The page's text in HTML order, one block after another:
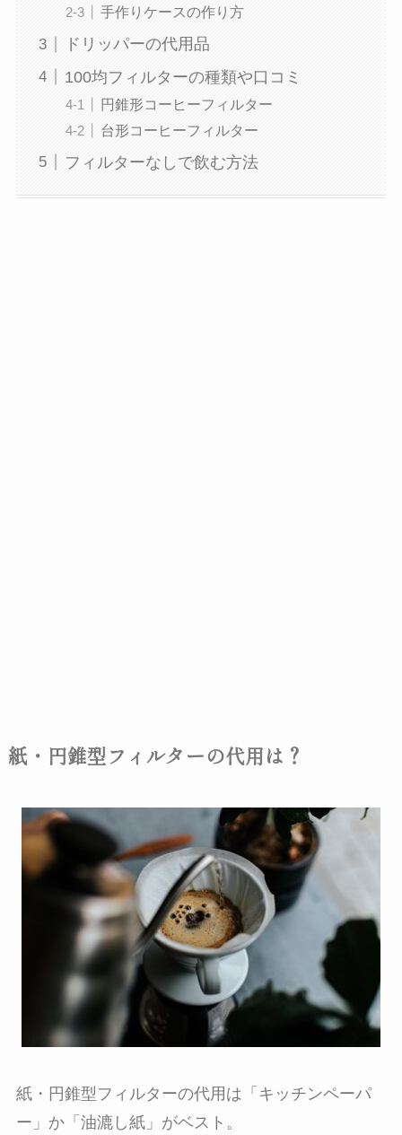
手作りケースの作り方
ドリッパーの代用品
100均フィルターの種類や口コミ
円錐形コーヒーフィルター
台形コーヒーフィルター
フィルターなしで飲む方法
紙・円錐型フィルターの代用は？
紙・円錐型フィルターの代用は「キッチンペーパ
ー」か「油漉し紙」がベスト。